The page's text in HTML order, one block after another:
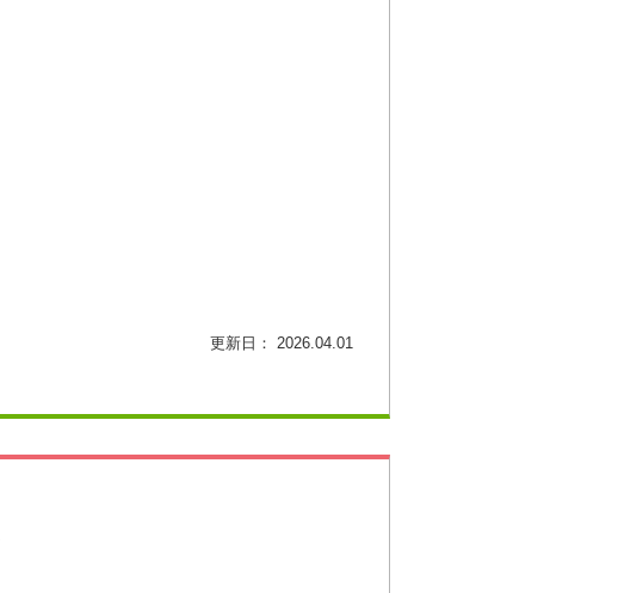
更新日： 2026.04.01